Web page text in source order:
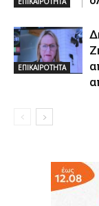
ΕΠΙΚΑΙΡΟΤΗΤΑ